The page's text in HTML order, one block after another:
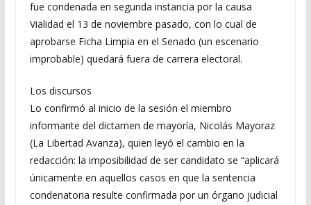
fue condenada en segunda instancia por la causa
Vialidad el 13 de noviembre pasado, con lo cual de
aprobarse Ficha Limpia en el Senado (un escenario
improbable) quedará fuera de carrera electoral.
Los discursos
Lo confirmó al inicio de la sesión el miembro
informante del dictamen de mayoría, Nicolás Mayoraz
(La Libertad Avanza), quien leyó el cambio en la
redacción: la imposibilidad de ser candidato se “aplicará
únicamente en aquellos casos en que la sentencia
condenatoria resulte confirmada por un órgano judicial